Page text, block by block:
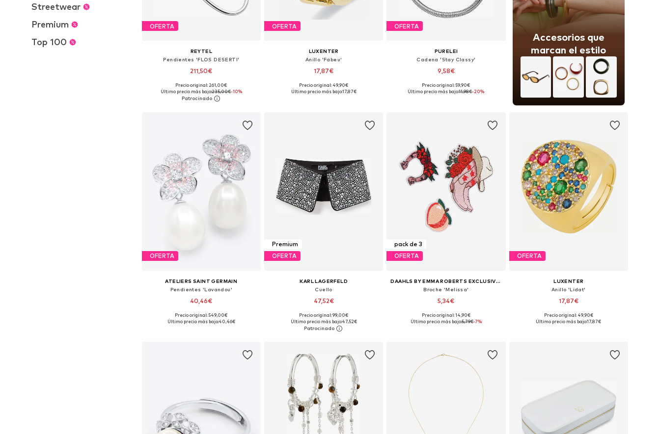
Streetwear
Premium
Top 100
OFERTA
REYTEL
Pendientes 'FLOS DESERTI'
211,50€
Tallas disponibles: One Size
Añadir a la cesta
Precio original: 261,00€
Último precio más bajo:235,00€-10%
OFERTA
LUXENTER
Anillo 'Fabeu'
17,87€
Tallas disponibles: 50-60
Precio original: 49,90€
Último precio más bajo:17,87€
OFERTA
PURELEI
Cadena 'Stay Classy'
9,58€
Tallas disponibles: One Size
Precio original: 59,90€
Último precio más bajo:11,98€-20%
Accesorios que
marcan el estilo
OFERTA
ATELIERS SAINT GERMAIN
Pendientes 'Lavandou'
40,46€
Tallas disponibles: One Size
Precio original: 549,00€
Último precio más bajo:40,46€
Premium
OFERTA
KARL LAGERFELD
Cuello
47,52€
Tallas disponibles: One Size
Añadir a la cesta
Precio original: 99,00€
Último precio más bajo:47,52€
pack de 3
OFERTA
DAAHLS BY EMMA ROBERTS EXCLUSIVELY FOR ABOUT YOU
Broche 'Melissa'
5,34€
Tallas disponibles: One Size
Precio original: 14,90€
Último precio más bajo:5,79€-7%
OFERTA
LUXENTER
Anillo 'Lidat'
17,87€
Tallas disponibles: 50-60
Precio original: 49,90€
Último precio más bajo:17,87€